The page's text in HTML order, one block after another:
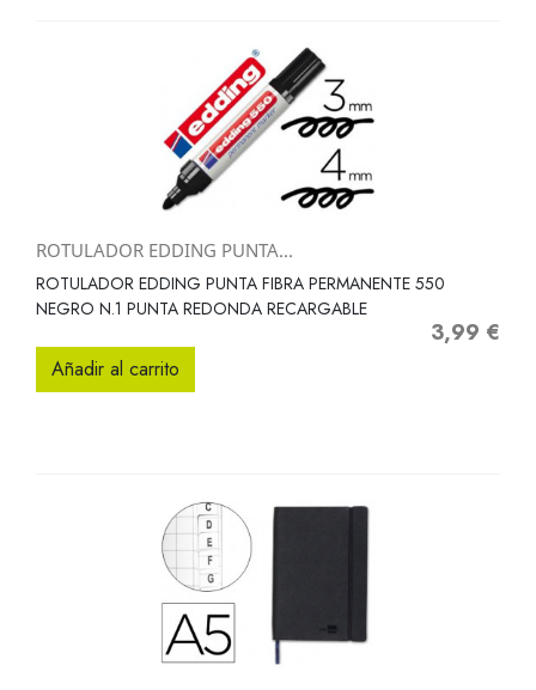
ROTULADOR EDDING PUNTA...
ROTULADOR EDDING PUNTA FIBRA PERMANENTE 550
NEGRO N.1 PUNTA REDONDA RECARGABLE
Precio
3,99 €
Añadir al carrito